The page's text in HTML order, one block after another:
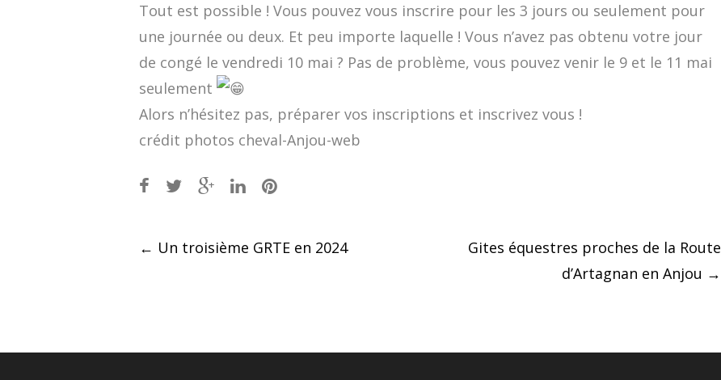
Tout est possible ! Vous pouvez vous inscrire pour les 3 jours ou seulement pour
une journée ou deux. Et peu importe laquelle ! Vous n’avez pas obtenu votre jour
de congé le vendredi 10 mai ? Pas de problème, vous pouvez venir le 9 et le 11 mai
seulement
Alors n’hésitez pas, préparer vos inscriptions et inscrivez vous !
crédit photos cheval-Anjou-web
Post
← Un troisième GRTE en 2024
Gites équestres proches de la Route
d’Artagnan en Anjou →